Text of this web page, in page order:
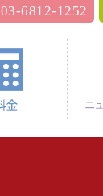
03-6812-1252
料金